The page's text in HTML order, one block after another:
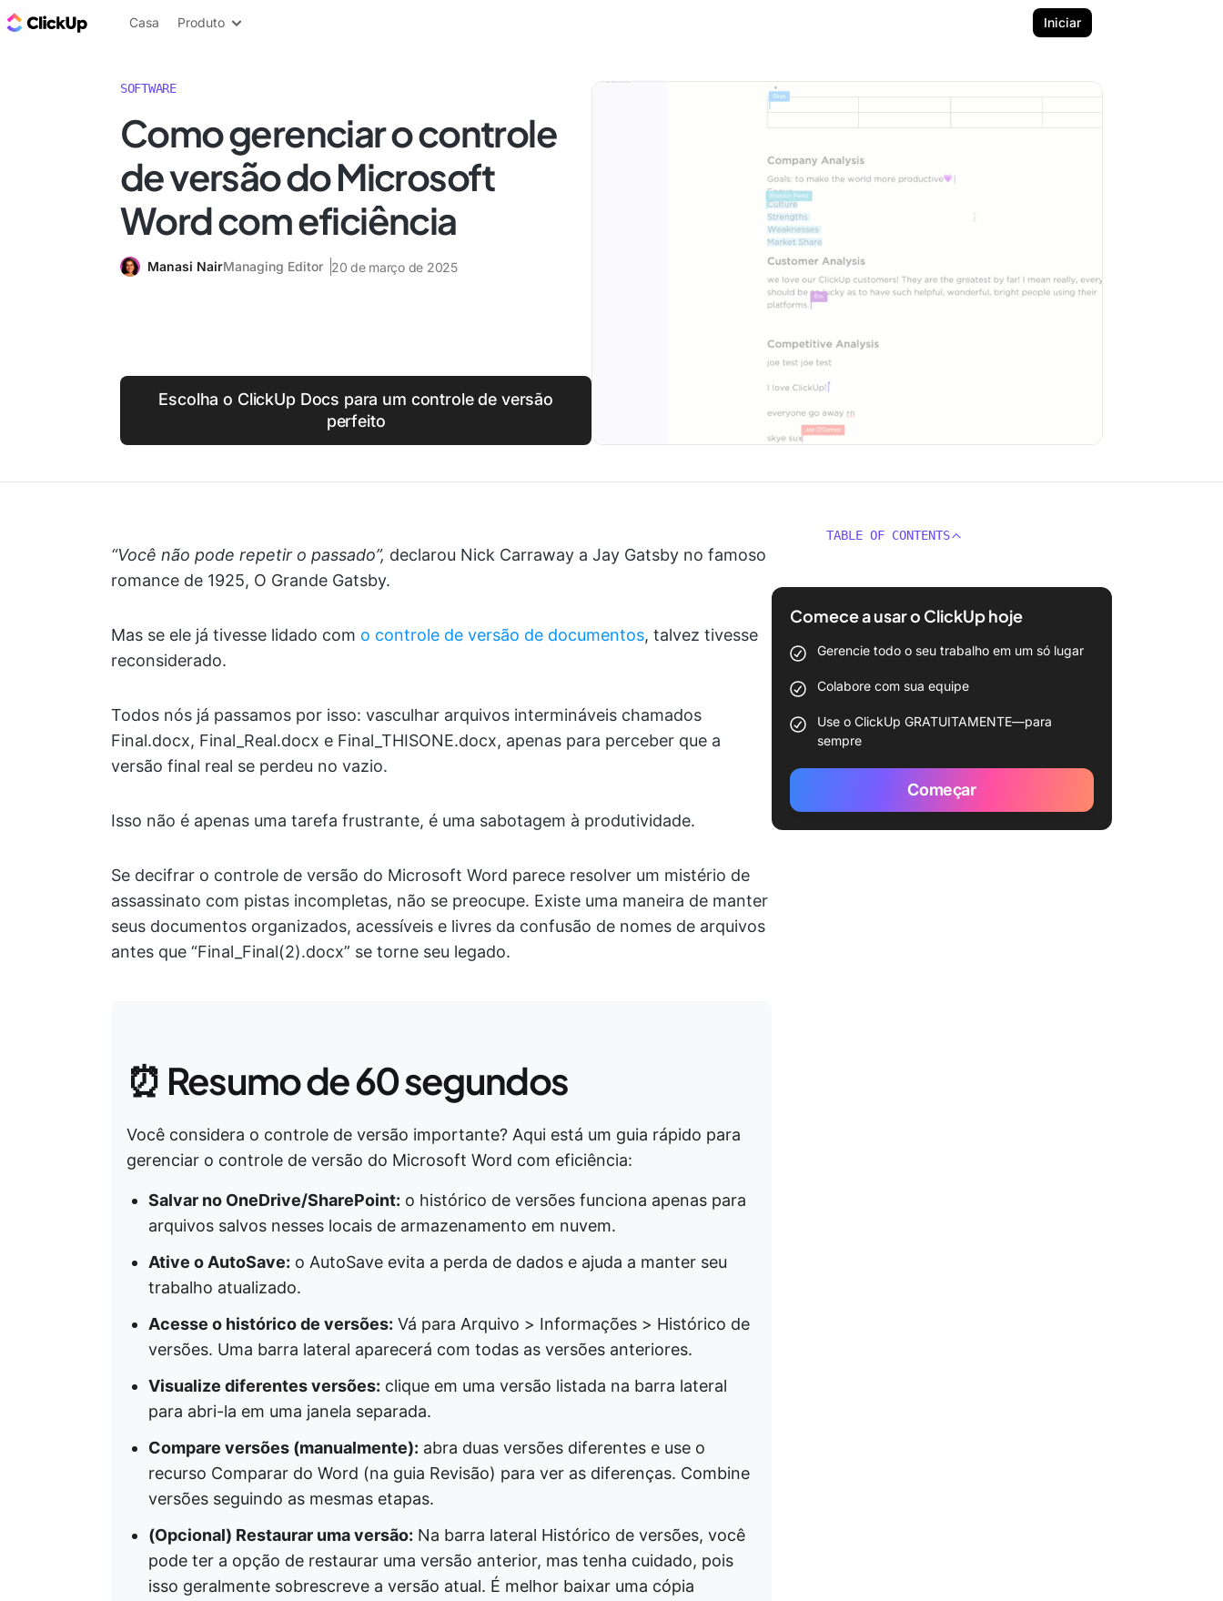
ClickUp Blogue
Casa Produto Iniciar
SOFTWARE
Como gerenciar o controle
de versão do Microsoft
Word com eficiência
Manasi NairManaging Editor 20 de março de 2025
Escolha o ClickUp Docs para um controle de versão
perfeito
“Você não pode repetir o passado”, declarou Nick Carraway a Jay Gatsby no famoso
romance de 1925, O Grande Gatsby.
Mas se ele já tivesse lidado com o controle de versão de documentos, talvez tivesse
reconsiderado.
Todos nós já passamos por isso: vasculhar arquivos intermináveis chamados
Final.docx, Final_Real.docx e Final_THISONE.docx, apenas para perceber que a
versão final real se perdeu no vazio.
Isso não é apenas uma tarefa frustrante, é uma sabotagem à produtividade.
Se decifrar o controle de versão do Microsoft Word parece resolver um mistério de
assassinato com pistas incompletas, não se preocupe. Existe uma maneira de manter
seus documentos organizados, acessíveis e livres da confusão de nomes de arquivos
antes que “Final_Final(2).docx” se torne seu legado.
⏰ Resumo de 60 segundos
Você considera o controle de versão importante? Aqui está um guia rápido para
gerenciar o controle de versão do Microsoft Word com eficiência:
Salvar no OneDrive/SharePoint: o histórico de versões funciona apenas para
arquivos salvos nesses locais de armazenamento em nuvem.
Ative o AutoSave: o AutoSave evita a perda de dados e ajuda a manter seu
trabalho atualizado.
Acesse o histórico de versões: Vá para Arquivo > Informações > Histórico de
versões. Uma barra lateral aparecerá com todas as versões anteriores.
Visualize diferentes versões: clique em uma versão listada na barra lateral
para abri-la em uma janela separada.
Compare versões (manualmente): abra duas versões diferentes e use o
recurso Comparar do Word (na guia Revisão) para ver as diferenças. Combine
versões seguindo as mesmas etapas.
(Opcional) Restaurar uma versão: Na barra lateral Histórico de versões, você
pode ter a opção de restaurar uma versão anterior, mas tenha cuidado, pois
isso geralmente sobrescreve a versão atual. É melhor baixar uma cópia
TABLE OF CONTENTS
Comece a usar o ClickUp hoje
Gerencie todo o seu trabalho em um só lugar
Colabore com sua equipe
Use o ClickUp GRATUITAMENTE—para
sempre
Começar